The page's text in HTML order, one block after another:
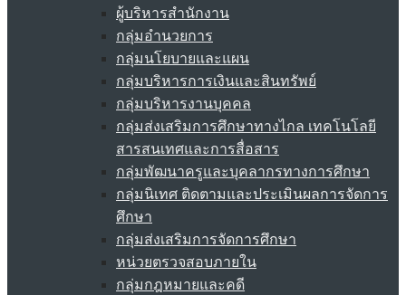
ผู้บริหารสำนักงาน
กลุ่มอำนวยการ
กลุ่มนโยบายและแผน
กลุ่มบริหารการเงินและสินทรัพย์
กลุ่มบริหารงานบุคคล
กลุ่มส่งเสริมการศึกษาทางไกล เทคโนโลยี
สารสนเทศและการสื่อสาร
กลุ่มพัฒนาครูและบุคลากรทางการศึกษา
กลุ่มนิเทศ ติดตามและประเมินผลการจัดการ
ศึกษา
กลุ่มส่งเสริมการจัดการศึกษา
หน่วยตรวจสอบภายใน
กลุ่มกฎหมายและคดี